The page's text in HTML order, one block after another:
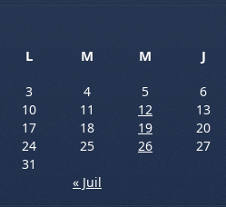
L
M M J
3
4 5 6
10
11 12 13
17
18 19 20
24
25 26 27
31
« Juil